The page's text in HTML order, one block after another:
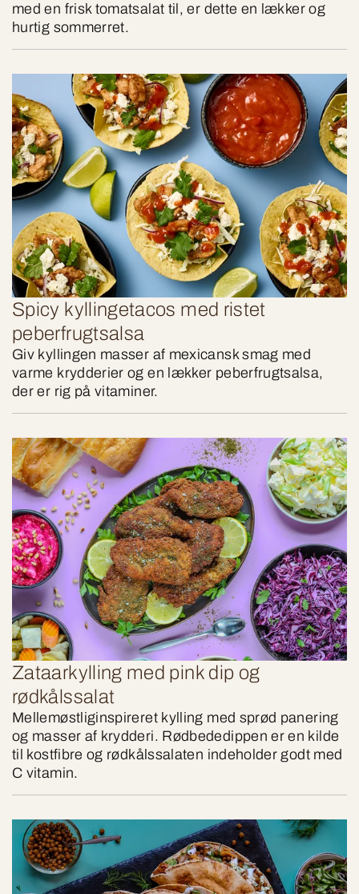
med en frisk tomatsalat til, er dette en lækker og
hurtig sommerret.
Spicy kyllingetacos med ristet
peberfrugtsalsa
Giv kyllingen masser af mexicansk smag med
varme krydderier og en lækker peberfrugtsalsa,
der er rig på vitaminer.
Zataarkylling med pink dip og
rødkålssalat
Mellemøstliginspireret kylling med sprød panering
og masser af krydderi. Rødbededippen er en kilde
til kostfibre og rødkålssalaten indeholder godt med
C vitamin.